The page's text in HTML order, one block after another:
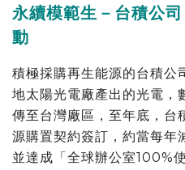
永續模範生－台積公
動
積極採購再生能源的台積
地太陽光電廠產出的光電，
傳至台灣廠區，至年底，台
源購置契約簽訂，約當每年
並達成「全球辦公室100%